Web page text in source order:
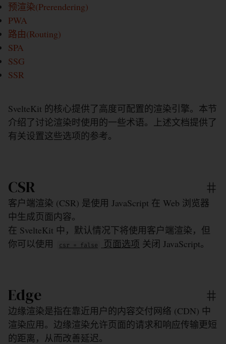
预渲染(Prerendering)
PWA
路由(Routing)
SPA
SSG
SSR
SvelteKit 的核心提供了高度可配置的渲染引擎。本节
介绍了讨论渲染时使用的一些术语。上述文档提供了
有关设置这些选项的参考。
CSR
客户端渲染 (CSR) 是使用 JavaScript 在 Web 浏览器
中生成页面内容。
在 SvelteKit 中，默认情况下将使用客户端渲染，但
你可以使用
csr = false 页面选项 关闭 JavaScript。
Edge
边缘渲染是指在靠近用户的内容交付网络 (CDN) 中
渲染应用。边缘渲染允许页面的请求和响应传输更短
的距离，从而改善延迟。